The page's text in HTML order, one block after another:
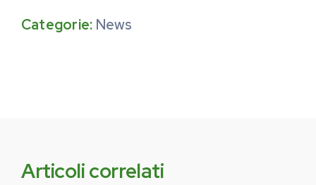
Categorie: News
Articoli correlati